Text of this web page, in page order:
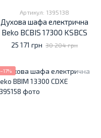
Артикул: 1395138
Духова шафа електрична
Beko BCBIS 17300 KSBCS
25 171 грн 30 204 грн
−17%